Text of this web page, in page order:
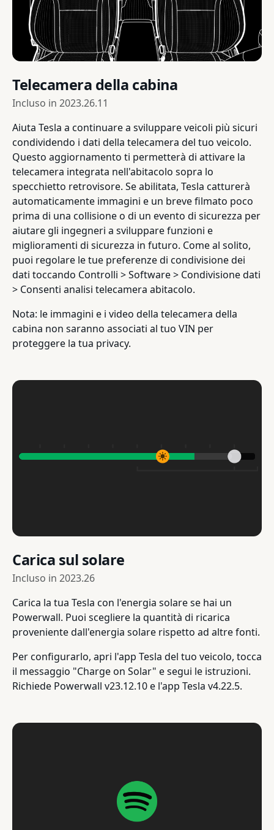
Telecamera della cabina
Incluso in 2023.26.11
Aiuta Tesla a continuare a sviluppare veicoli più sicuri
condividendo i dati della telecamera del tuo veicolo.
Questo aggiornamento ti permetterà di attivare la
telecamera integrata nell'abitacolo sopra lo
specchietto retrovisore. Se abilitata, Tesla catturerà
automaticamente immagini e un breve filmato poco
prima di una collisione o di un evento di sicurezza per
aiutare gli ingegneri a sviluppare funzioni e
miglioramenti di sicurezza in futuro. Come al solito,
puoi regolare le tue preferenze di condivisione dei
dati toccando Controlli > Software > Condivisione dati
> Consenti analisi telecamera abitacolo.
Nota: le immagini e i video della telecamera della
cabina non saranno associati al tuo VIN per
proteggere la tua privacy.
Carica sul solare
Incluso in 2023.26
Carica la tua Tesla con l'energia solare se hai un
Powerwall. Puoi scegliere la quantità di ricarica
proveniente dall'energia solare rispetto ad altre fonti.
Per configurarlo, apri l'app Tesla del tuo veicolo, tocca
il messaggio "Charge on Solar" e segui le istruzioni.
Richiede Powerwall v23.12.10 e l'app Tesla v4.22.5.